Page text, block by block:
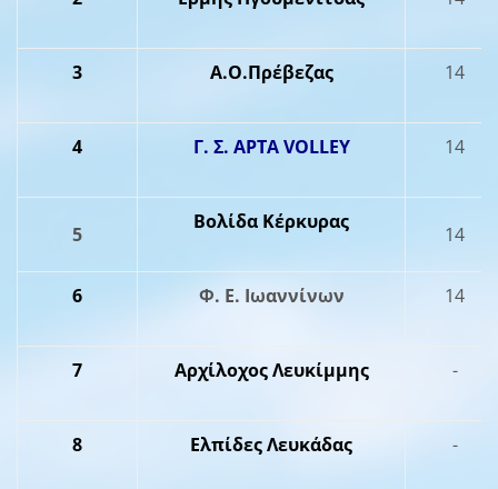
3 Α.Ο.Πρέβεζας 14
4 Γ. Σ. ΑΡΤΑ VOLLEY 14
5
Βολίδα Κέρκυρας
14
6 Φ. Ε. Ιωαννίνων 14
7 Αρχίλοχος Λευκίμμης -
8 Ελπίδες Λευκάδας -